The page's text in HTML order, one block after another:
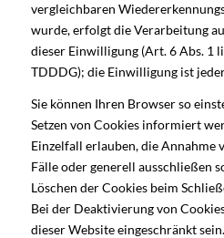
vergleichbaren
wurde, erfolgt die Verarbeitung
dieser Einwilligung (Art. 6 Abs. 1
TDDDG); die Einwilligung ist
Sie können Ihren Browser so
Setzen von Cookies informiert
Einzelfall erlauben, die Annahme
Fälle oder generell ausschließen
Löschen der Cookies beim
Bei der Deaktivierung von
dieser Website eingeschränkt sein.